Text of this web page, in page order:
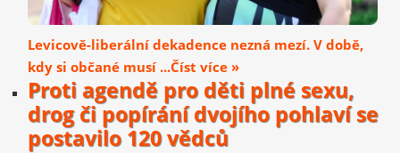
Levicově-liberální dekadence nezná mezí. V době,
kdy si občané musí ...Číst více »
Proti agendě pro děti plné sexu,
drog či popírání dvojího pohlaví se
postavilo 120 vědců